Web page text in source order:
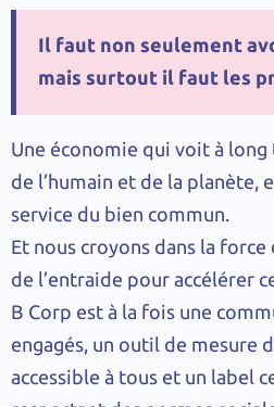
Il faut non seulement
mais surtout il faut les
Une économie qui voit à
de l’humain et de la planète,
service du bien commun.
Et nous croyons dans la
de l’entraide pour accélérer
B Corp est à la fois une
engagés, un outil de mesure
accessible à tous et un label